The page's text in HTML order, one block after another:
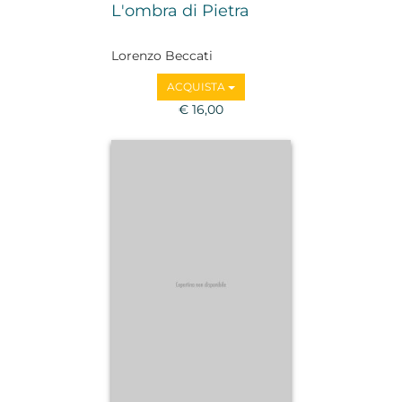
L'ombra di Pietra
Lorenzo Beccati
ACQUISTA
€ 16,00